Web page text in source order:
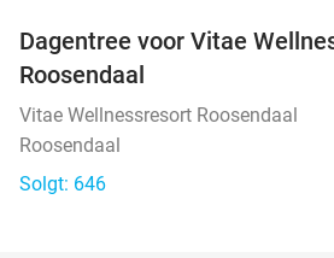
Dagentree voor Vitae
Roosendaal
Vitae Wellnessresort Roosendaal
Roosendaal
Solgt: 646